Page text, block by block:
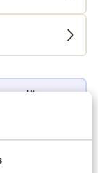
omdömen